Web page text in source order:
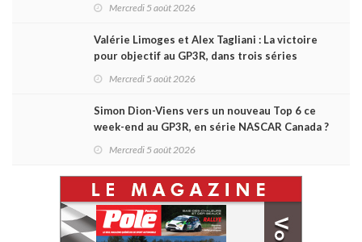
Mercredi 5 août 2026
Valérie Limoges et Alex Tagliani : La victoire
pour objectif au GP3R, dans trois séries
Mercredi 5 août 2026
Simon Dion-Viens vers un nouveau Top 6 ce
week-end au GP3R, en série NASCAR Canada ?
Mercredi 5 août 2026